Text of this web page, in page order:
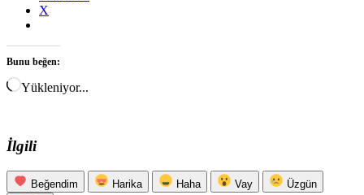
X
Bunu beğen:
Yükleniyor...
İlgili
Beğendim Harika Haha Vay Üzgün